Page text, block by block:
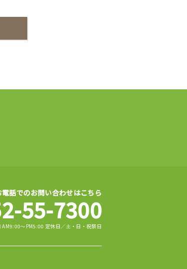
電話でのお問い合わせはこちら
55-7300
AM9:00～PM5:00 定休日／土・日・祝祭日